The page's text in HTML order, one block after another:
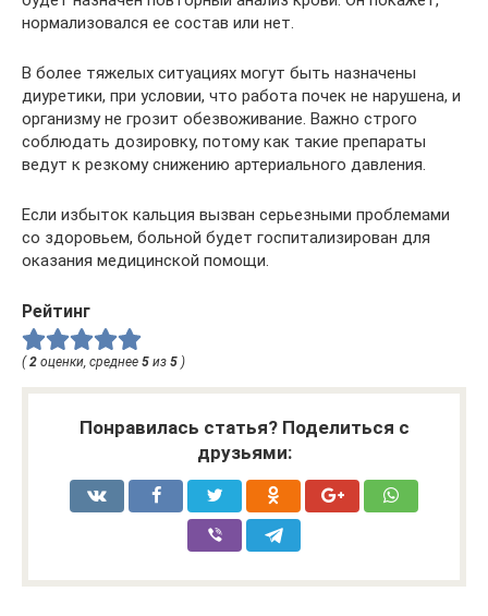
нормализовался ее состав или нет.
В более тяжелых ситуациях могут быть назначены
диуретики, при условии, что работа почек не нарушена, и
организму не грозит обезвоживание. Важно строго
соблюдать дозировку, потому как такие препараты
ведут к резкому снижению артериального давления.
Если избыток кальция вызван серьезными проблемами
со здоровьем, больной будет госпитализирован для
оказания медицинской помощи.
Рейтинг
( 2 оценки, среднее 5 из 5 )
Понравилась статья? Поделиться с
друзьями: